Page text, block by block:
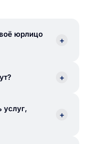
юрлицо
+
+
услуг,
+